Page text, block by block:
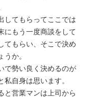
してもらってここでは
にもう一度商談をして
てもらい、そこで決め
か。
で勢い良く決めるのが
自身は思います。
と営業マンは上司から